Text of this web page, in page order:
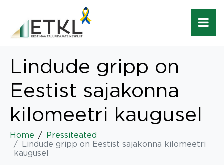
Lindude gripp on
Eestist sajakonna
kilomeetri kaugusel
Home
Pressiteated
Lindude gripp on Eestist sajakonna kilomeetri
kaugusel